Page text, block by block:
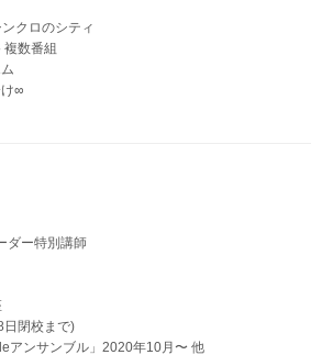
クロのシティ
複数番組
け∞
ダー特別講師
閉校まで)
アンサンブル」2020年10月〜 他